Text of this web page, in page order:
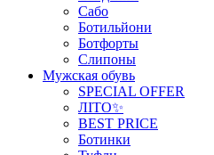
Сабо
Ботильйони
Ботфорты
Слипоны
Мужская обувь
SPECIAL OFFER
ЛІТО✨
BEST PRICE
Ботинки